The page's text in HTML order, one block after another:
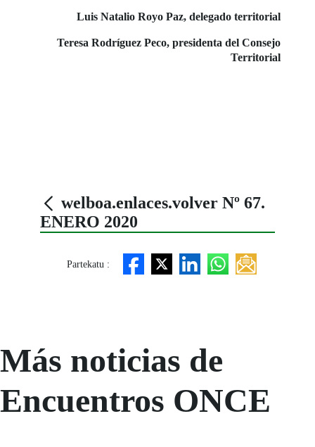
Luis Natalio Royo Paz, delegado territorial
Teresa Rodríguez Peco, presidenta del Consejo
Territorial
welboa.enlaces.volver Nº 67.
ENERO 2020
Partekatu :
Más noticias de
Encuentros ONCE